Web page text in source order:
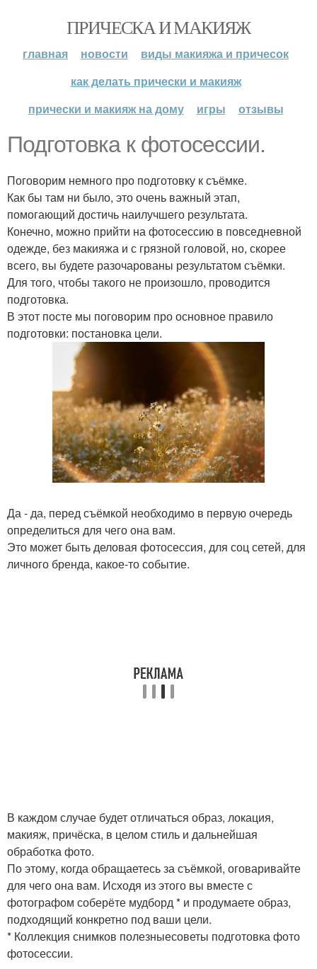
ПРИЧЕСКА И МАКИЯЖ
главная новости
виды макияжа и причесок
как делать прически и макияж
прически и макияж на дому
игры отзывы
Подготовка к фотосессии.
Поговорим немного про подготовку к съёмке.
Как бы там ни было, это очень важный этап,
помогающий достичь наилучшего результата.
Конечно, можно прийти на фотосессию в повседневной
одежде, без макияжа и с грязной головой, но, скорее
всего, вы будете разочарованы результатом съёмки.
Для того, чтобы такого не произошло, проводится
подготовка.
В этот посте мы поговорим про основное правило
подготовки: постановка цели.
Да - да, перед съёмкой необходимо в первую очередь
определиться для чего она вам.
Это может быть деловая фотосессия, для соц сетей, для
личного бренда, какое-то событие.
В каждом случае будет отличаться образ, локация,
макияж, причёска, в целом стиль и дальнейшая
обработка фото.
По этому, когда обращаетесь за съёмкой, оговаривайте
для чего она вам. Исходя из этого вы вместе с
фотографом соберёте мудборд * и продумаете образ,
подходящий конкретно под ваши цели.
* Коллекция снимков полезныесоветы подготовка фото
фотосессии.